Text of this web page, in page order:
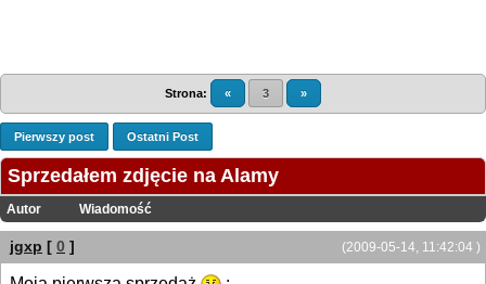
Strona: « 3 »
Pierwszy post Ostatni Post
Sprzedałem zdjęcie na Alamy
Autor Wiadomość
(2009-05-14, 11:42:04 )
jgxp [ 0 ]